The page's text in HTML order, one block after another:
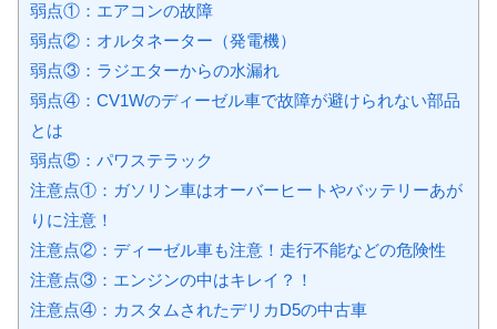
弱点①：エアコンの故障
弱点②：オルタネーター（発電機）
弱点③：ラジエターからの水漏れ
弱点④：CV1Wのディーゼル車で故障が避けられない部品
とは
弱点⑤：パワステラック
注意点①：ガソリン車はオーバーヒートやバッテリーあが
りに注意！
注意点②：ディーゼル車も注意！走行不能などの危険性
注意点③：エンジンの中はキレイ？！
注意点④：カスタムされたデリカD5の中古車